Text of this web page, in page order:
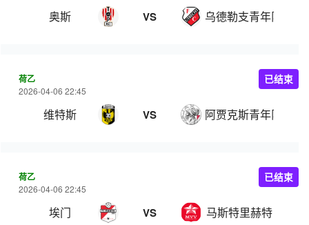
奥斯 VS 乌德勒支青年队
荷乙
2026-04-06 22:45
维特斯 VS 阿贾克斯青年队
已结束
荷乙
2026-04-06 22:45
埃门 VS 马斯特里赫特
已结束